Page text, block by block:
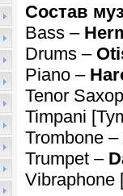
Состав
Bass –
Drums –
Piano –
Tenor
Timpani
Trombone –
Trumpet –
Vibraphone